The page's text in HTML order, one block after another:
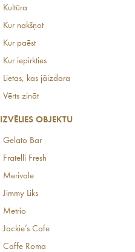
Kultūra
Kur nakšņot
Kur paēst
Kur iepirkties
Lietas, kas jāizdara
Vērts zināt
IZVĒLIES OBJEKTU
Gelato Bar
Fratelli Fresh
Merivale
Jimmy Liks
Metrio
Jackie’s Cafe
Caffe Roma